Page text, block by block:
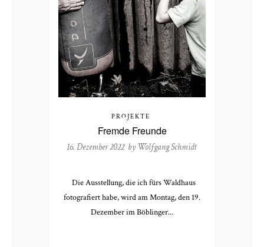
PROJEKTE
Fremde Freunde
16. Dezember 2022 by Wolfgang Schmidt
Die Ausstellung, die ich fürs Waldhaus
fotografiert habe, wird am Montag, den 19.
Dezember im Böblinger...